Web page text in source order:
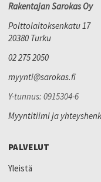
Rakentajan Sarokas Oy
Polttolaitoksenkatu 17
20380 Turku
02 275 2050
myynti@sarokas.fi
Y-tunnus: 0915304-6
Myyntitiimi ja
PALVELUT
Yleistä